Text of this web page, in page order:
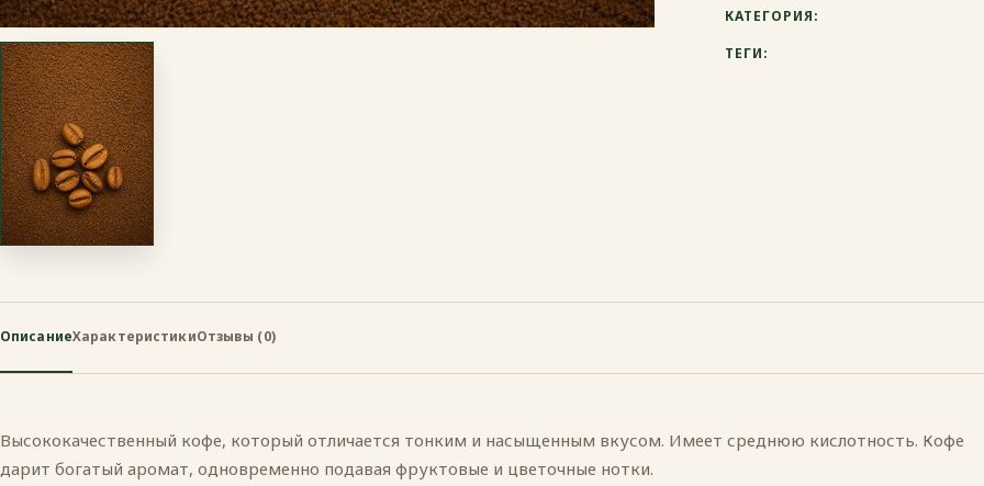
КАТЕГОРИЯ:
ТЕГИ:
ОписаниеХарактеристикиОтзывы (0)
Высококачественный кофе, который отличается тонким и насыщенным вкусом. Имеет среднюю кислотность. Кофе
дарит богатый аромат, одновременно подавая фруктовые и цветочные нотки.